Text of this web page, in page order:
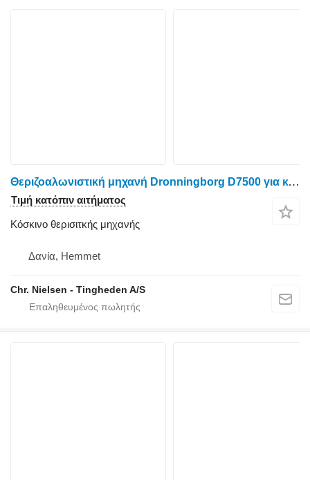
Θεριζοαλωνιστική μηχανή Dronningborg D7500 για κόσκινο θερισιτκής μηχανής
Τιμή κατόπιν αιτήματος
Κόσκινο θερισιτκής μηχανής
Δανία, Hemmet
Chr. Nielsen - Tingheden A/S